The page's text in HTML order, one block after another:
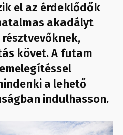
el az érdeklődők
akadályt
követ. A futam
a lehető
indulhasson.